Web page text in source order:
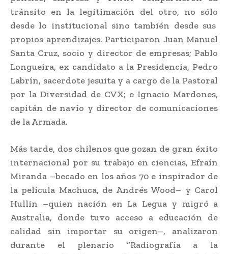
tránsito en la legitimación del otro, no sólo
desde lo institucional sino también desde sus
propios aprendizajes. Participaron Juan Manuel
Santa Cruz, socio y director de empresas; Pablo
Longueira, ex candidato a la Presidencia, Pedro
Labrín, sacerdote jesuita y a cargo de la Pastoral
por la Diversidad de CVX; e Ignacio Mardones,
capitán de navío y director de comunicaciones
de la Armada.
Más tarde, dos chilenos que gozan de gran éxito
internacional por su trabajo en ciencias, Efraín
Miranda –becado en los años 70 e inspirador de
la película Machuca, de Andrés Wood– y Carol
Hullin –quien nación en La Legua y migró a
Australia, donde tuvo acceso a educación de
calidad sin importar su origen–, analizaron
durante el plenario “Radiografía a la